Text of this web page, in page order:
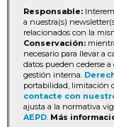
Responsable:
a nuestra(s)
relacionados con la
Conservación:
necesario para llevar a
datos pueden cederse a
gestión interna.
portabilidad, limitación
contacte con
ajusta a la normativa
AEPD. Más